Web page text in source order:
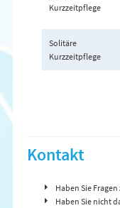
Kurzzeitpflege
Solitäre
Kurzzeitpflege
Kontakt
Haben Sie
Haben Sie nicht